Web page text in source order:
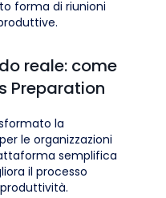
forma di riunioni
reale: come
Preparation
la
le organizzazioni
semplifica
il processo